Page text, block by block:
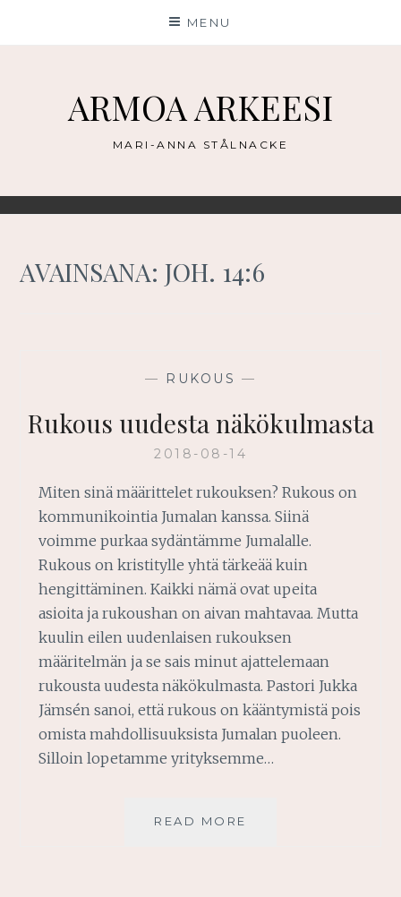
MENU
ARMOA ARKEESI
MARI-ANNA STÅLNACKE
AVAINSANA:JOH. 14:6
— RUKOUS —
Rukous uudesta näkökulmasta
2018-08-14
Miten sinä määrittelet rukouksen? Rukous on
kommunikointia Jumalan kanssa. Siinä
voimme purkaa sydäntämme Jumalalle.
Rukous on kristitylle yhtä tärkeää kuin
hengittäminen. Kaikki nämä ovat upeita
asioita ja rukoushan on aivan mahtavaa. Mutta
kuulin eilen uudenlaisen rukouksen
määritelmän ja se sais minut ajattelemaan
rukousta uudesta näkökulmasta. Pastori Jukka
Jämsén sanoi, että rukous on kääntymistä pois
omista mahdollisuuksista Jumalan puoleen.
Silloin lopetamme yrityksemme…
READ MORE